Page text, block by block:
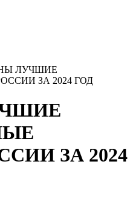
ЛУЧШИЕ
ЗА 2024 ГОД
ЗА 2024